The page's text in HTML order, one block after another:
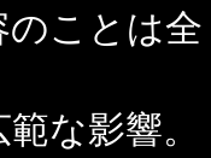
ことは
な影響。